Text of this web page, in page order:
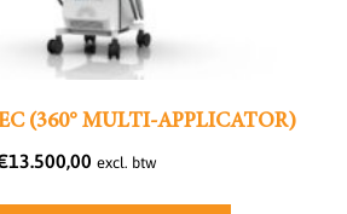
(360° MULTI-APPLICATOR)
13.500,00 excl. btw